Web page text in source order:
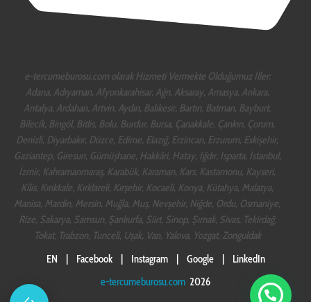
e-tercumeburosu.com olarak Hizmeti Vermekte Olduğumuz İller:
Adana, Adıyaman, Afyonkarahisar, Ağrı, Aksaray, Amasya, Ankara,
Antalya, Ardahan, Artvin, Aydın, Balıkesir, Bartın, Batman, Bayburt,
Bilecik, Bingöl, Bitlis, Bolu, Burdur, Bursa, Çanakkale, Çankırı, Çorum,
Denizli, Diyarbakır, Düzce, Edirne, Elazığ, Erzincan, Erzurum, Eskişehir,
Gaziantep, Giresun, Gümüşhane, Hakkâri, Hatay, Iğdır, Isparta, İstanbul,
İzmir, Kahramanmaraş, Karabük, Karaman, Kars, Kastamonu, Kayseri,
Kilis, Kırıkkale, Kırklareli, Kırşehir, Kocaeli, Konya, Kütahya, Malatya,
Manisa, Mardin, Mersin, Muğla, Muş, Nevşehir, Niğde, Ordu, Osmaniye,
Rize, Sakarya, Samsun, Şanlıurfa, Siirt, Sinop, Şırnak, Sivas, Tekirdağ,
Tokat, Trabzon, Tunceli, Uşak, Van, Yalova, Yozgat, Zonguldak
EN
Facebook| Instagram| Google|
LinkedIn
e-tercumeburosu.com 2026